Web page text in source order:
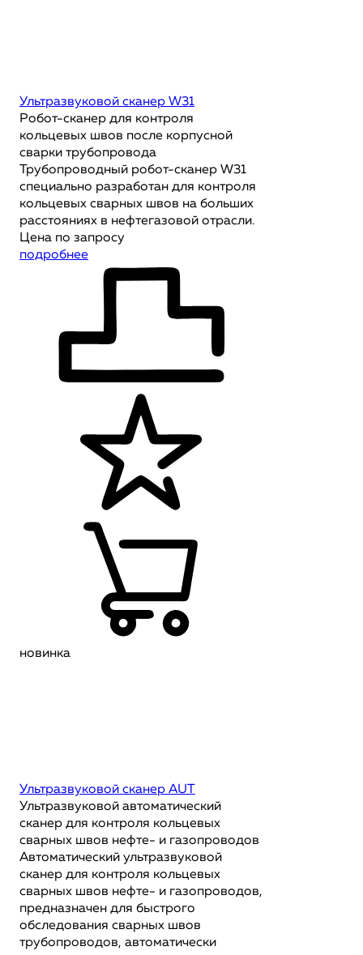
Ультразвуковой сканер W31
Робот-сканер для контроля
кольцевых швов после корпусной
сварки трубопровода
Трубопроводный робот-сканер W31
специально разработан для контроля
кольцевых сварных швов на больших
расстояниях в нефтегазовой отрасли.
Цена по запросу
подробнее
новинка
Ультразвуковой сканер AUT
Ультразвуковой автоматический
сканер для контроля кольцевых
сварных швов нефте- и газопроводов
Автоматический ультразвуковой
сканер для контроля кольцевых
сварных швов нефте- и газопроводов,
предназначен для быстрого
обследования сварных швов
трубопроводов, автоматически